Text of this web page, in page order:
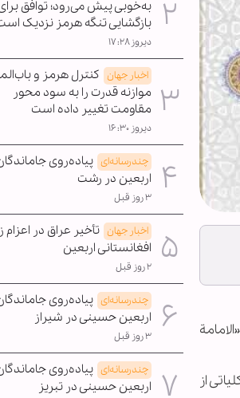
از
به‌خوبی پیش می‌رود؛ توافق
بازگشایی تنگه هرمز نزدیک
دیروز ۱۷:۲۸
اخبار جهان کنترل هرمز و
موازنه قدرت را به سود محور
مقاومت تغییر داده است
دیروز ۱۶:۳۰
چندرسانه‌ای پیاده‌روی
اربعین در رشت
۳ روز قبل
اخبار جهان تأخیر عراق در اعزام
افغانستانی اربعین
۲ روز قبل
چندرسانه‌ای پیاده‌روی
اربعین حسینی در شیراز
۳ روز قبل
چندرسانه‌ای پیاده‌روی
اربعین حسینی در تبریز